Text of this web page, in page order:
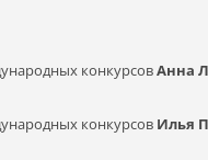
конкурсовАнна
конкурсов Илья